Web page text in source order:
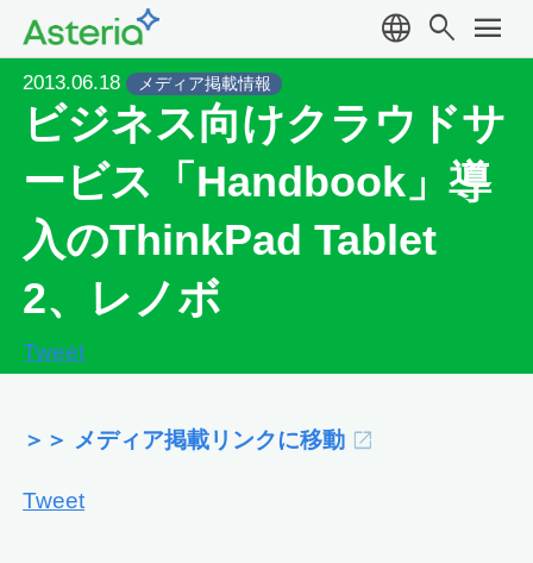
language search menu
2013.06.18 メディア掲載情報
ビジネス向けクラウドサ
ービス「Handbook」導
入のThinkPad Tablet
2、レノボ
Tweet
＞＞ メディア掲載リンクに移動
Tweet